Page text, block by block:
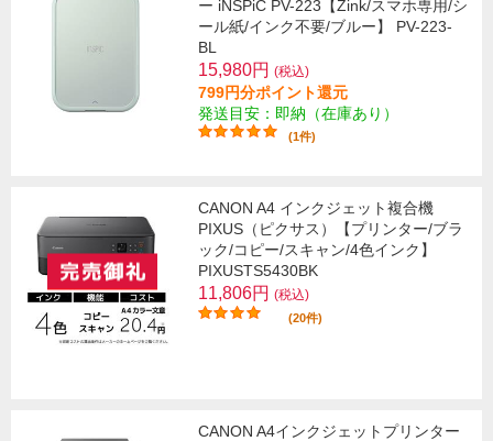
ー iNSPiC PV-223【Zink/スマホ専用/シ
ール紙/インク不要/ブルー】 PV-223-
BL
15,980円 (税込)
799円分ポイント還元
発送目安：即納（在庫あり）
(1件)
CANON A4 インクジェット複合機
PIXUS（ピクサス）【プリンター/ブラ
ック/コピー/スキャン/4色インク】
PIXUSTS5430BK
11,806円 (税込)
(20件)
CANON A4インクジェットプリンター